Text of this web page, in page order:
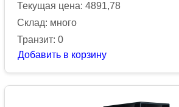
Текущая цена: 4891,78
Склад: много
Транзит: 0
Добавить в корзину